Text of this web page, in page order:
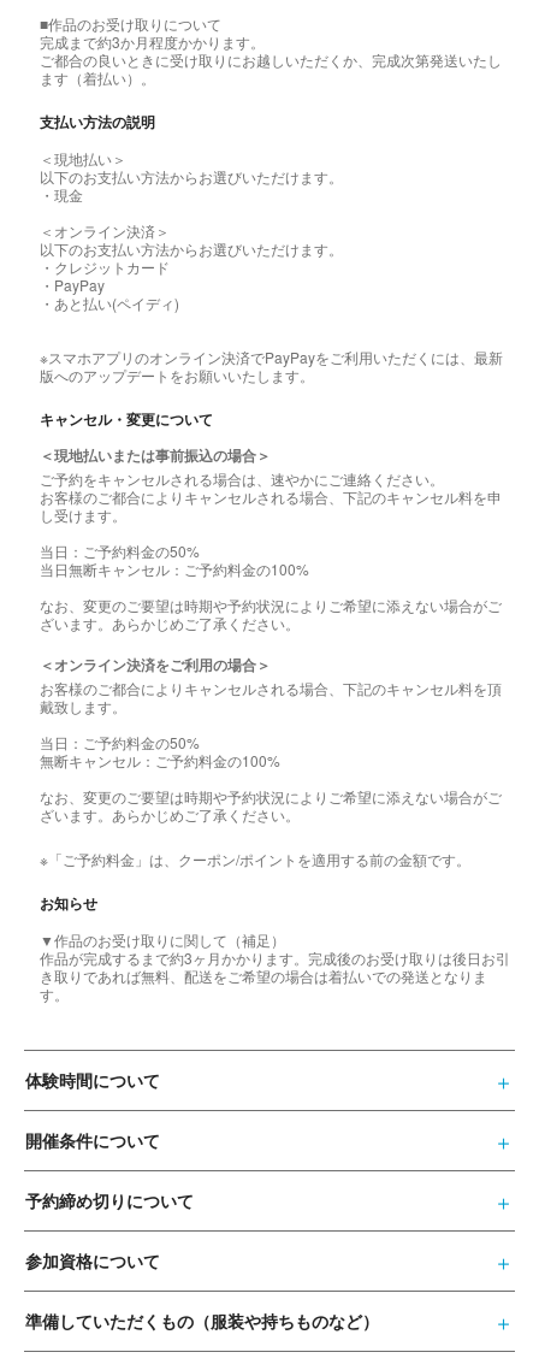
■作品のお受け取りについて
完成まで約3か月程度かかります。
ご都合の良いときに受け取りにお越しいただくか、完成次第発送いたし
ます（着払い）。
支払い方法の説明
＜現地払い＞
以下のお支払い方法からお選びいただけます。
・現金
＜オンライン決済＞
以下のお支払い方法からお選びいただけます。
・クレジットカード
・PayPay
・あと払い(ペイディ)
※スマホアプリのオンライン決済でPayPayをご利用いただくには、最新
版へのアップデートをお願いいたします。
キャンセル・変更について
＜現地払いまたは事前振込の場合＞
ご予約をキャンセルされる場合は、速やかにご連絡ください。
お客様のご都合によりキャンセルされる場合、下記のキャンセル料を申
し受けます。
当日：ご予約料金の50%
当日無断キャンセル：ご予約料金の100%
なお、変更のご要望は時期や予約状況によりご希望に添えない場合がご
ざいます。あらかじめご了承ください。
＜オンライン決済をご利用の場合＞
お客様のご都合によりキャンセルされる場合、下記のキャンセル料を頂
戴致します。
当日：ご予約料金の50%
無断キャンセル：ご予約料金の100%
なお、変更のご要望は時期や予約状況によりご希望に添えない場合がご
ざいます。あらかじめご了承ください。
※「ご予約料金」は、クーポン/ポイントを適用する前の金額です。
お知らせ
▼作品のお受け取りに関して（補足）
作品が完成するまで約3ヶ月かかります。完成後のお受け取りは後日お引
き取りであれば無料、配送をご希望の場合は着払いでの発送となりま
す。
体験時間について
開催条件について
予約締め切りについて
参加資格について
準備していただくもの（服装や持ちものなど）